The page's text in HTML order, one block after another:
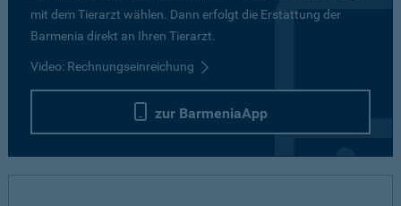
mit dem Tierarzt wählen. Dann erfolgt die Erstattung der
Barmenia direkt an Ihren Tierarzt.
Video: Rechnungseinreichung
zur BarmeniaApp